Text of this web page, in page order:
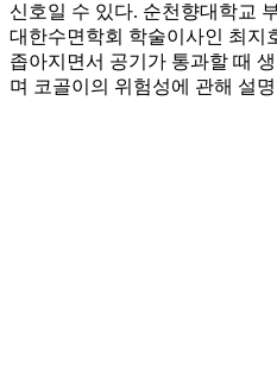
신호일 수 있다. 순천향대학교
대한수면학회 학술이사인 최지
좁아지면서 공기가 통과할 때
며 코골이의 위험성에 관해 설